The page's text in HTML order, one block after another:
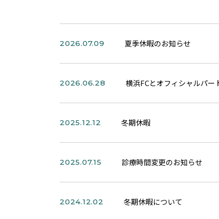
2026.07.09 夏季休暇のお知らせ
2026.06.28 横浜FCとオフィシャルパー
2025.12.12 冬期休暇
2025.07.15 診療時間変更のお知らせ
2024.12.02 冬期休暇について